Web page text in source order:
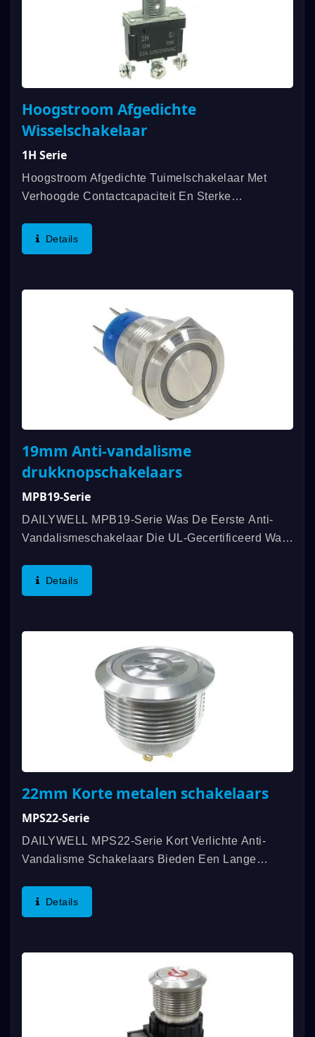
Hoogstroom Afgedichte
Wisselschakelaar
1H Serie
Hoogstroom Afgedichte Tuimelschakelaar Met
Verhoogde Contactcapaciteit En Sterke
Technologie Van Het Vullen Van Het Binnenste
Van De Schudhandgreep Met Siliconen...
Details
19mm Anti-vandalisme
drukknopschakelaars
MPB19-Serie
DAILYWELL MPB19-Serie Was De Eerste Anti-
Vandalismeschakelaar Die UL-Gecertificeerd Was,
Functies Zijn Onder Andere Een Rating Van IP67,
SPDT- Of DPDT-Functionaliteit...
Details
22mm Korte metalen schakelaars
MPS22-Serie
DAILYWELL MPS22-Serie Kort Verlichte Anti-
Vandalisme Schakelaars Bieden Een Lange
1.000.000 Cycli En Elektrische Levensduur Tot
200.000 Cycli. De Beoordeling...
Details